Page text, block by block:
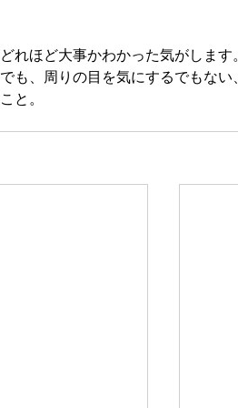
れほど大事かわかった気がします
も、周りの目を気にするでもな
と。